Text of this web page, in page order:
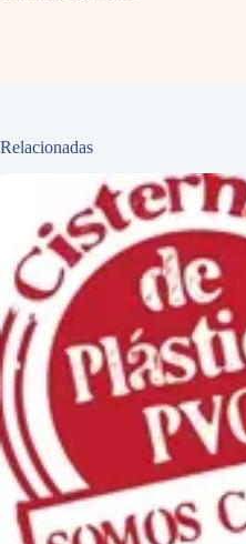
Relacionadas